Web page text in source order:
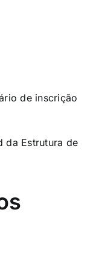
de inscrição
da Estrutura de